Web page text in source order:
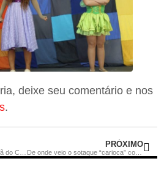
deixe seu comentário e nos
.
Rua A, do Cajueiro, é a campeã do Concurso de Ruas Decoradas de Rio Bonito
PRÓXIMO
De onde veio o sotaque “carioca” com “S” em som de “X”?